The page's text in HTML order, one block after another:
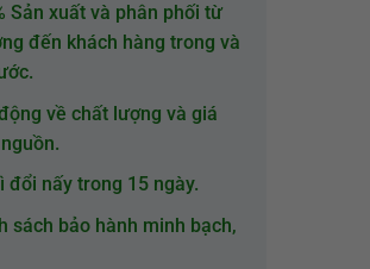
Sản xuất và phân phối từ
đến khách hàng trong và
về chất lượng và giá
đổi nấy trong 15 ngày.
sách bảo hành minh bạch,